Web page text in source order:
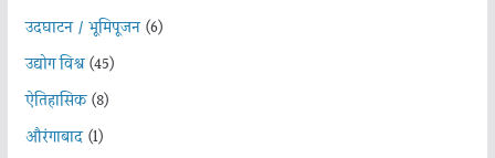
उदघाटन / भूमिपूजन(6)
उद्योग विश्व(45)
ऐतिहासिक(8)
औरंगाबाद(1)